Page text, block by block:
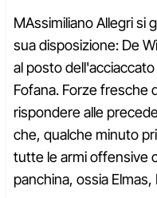
MAssimiliano Allegri si
sua disposizione: De
al posto
Fofana. Forze fresche
rispondere alle
che, qualche minuto
tutte le armi offensive
panchina, ossia